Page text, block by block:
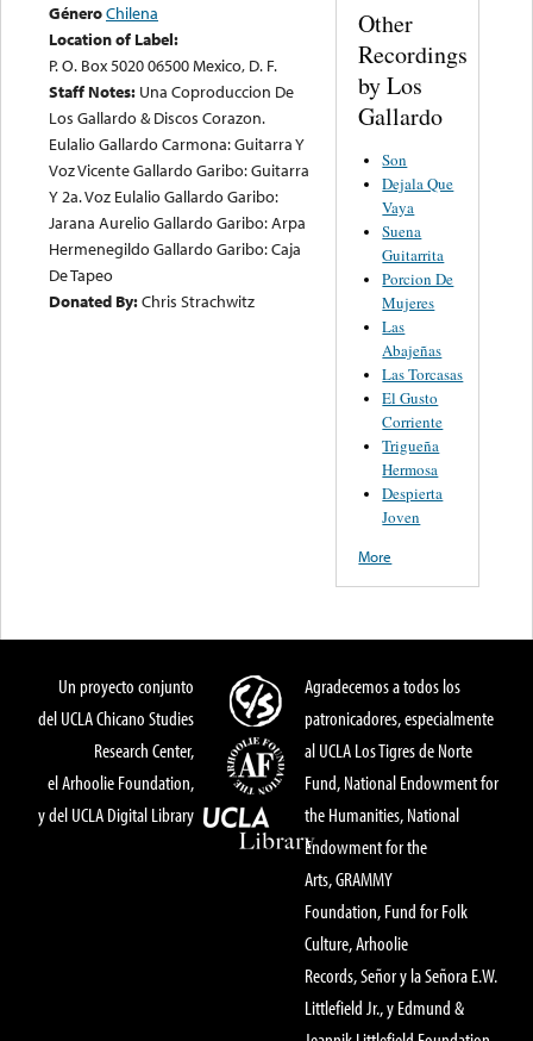
GéneroChilena
Location of Label:
P. O. Box 5020 06500 Mexico, D. F.
Staff Notes: Una Coproduccion De
Los Gallardo & Discos Corazon.
Eulalio Gallardo Carmona: Guitarra Y
Voz Vicente Gallardo Garibo: Guitarra
Y 2a. Voz Eulalio Gallardo Garibo:
Jarana Aurelio Gallardo Garibo: Arpa
Hermenegildo Gallardo Garibo: Caja
De Tapeo
Donated By:Chris Strachwitz
Other
Recordings
by Los
Gallardo
Son
Dejala Que
Vaya
Suena
Guitarrita
Porcion De
Mujeres
Las
Abajeñas
Las Torcasas
El Gusto
Corriente
Trigueña
Hermosa
Despierta
Joven
More
Un proyecto conjunto
del UCLA Chicano Studies
Research Center,
el Arhoolie Foundation,
y del UCLA Digital Library
Agradecemos a todos los
patronicadores, especialmente
al UCLA Los Tigres de Norte
Fund, National Endowment for
the Humanities, National
Endowment for the
Arts, GRAMMY
Foundation, Fund for Folk
Culture, Arhoolie
Records, Señor y la Señora E.W.
Littlefield Jr., y Edmund &